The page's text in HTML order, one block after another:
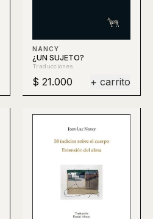
NANCY
¿UN SUJETO?
Traducciones
$ 21.000 + carrito